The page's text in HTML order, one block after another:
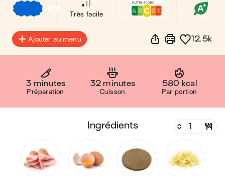
€€
Très facile
Ajouter au menu 12.5k
3 minutes
Préparation
32 minutes
Cuisson
580 kcal
Par portion
ingrédients